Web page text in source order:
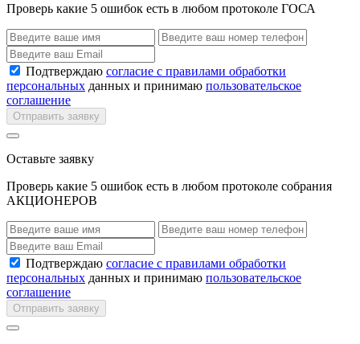
Проверь какие 5 ошибок есть в любом протоколе ГОСА
Подтверждаю согласие с правилами обработки
персональных данных и принимаю пользовательское
соглашение
Отправить заявку
Оставьте заявку
Проверь какие 5 ошибок есть в любом протоколе собрания
АКЦИОНЕРОВ
Подтверждаю согласие с правилами обработки
персональных данных и принимаю пользовательское
соглашение
Отправить заявку